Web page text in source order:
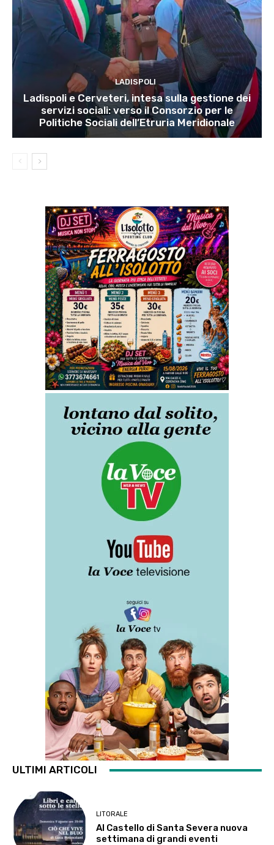
LADISPOLI
Ladispoli e Cerveteri, intesa sulla gestione dei
servizi sociali: verso il Consorzio per le
Politiche Sociali dell’Etruria Meridionale
ULTIMI ARTICOLI
LITORALE
Al Castello di Santa Severa nuova
settimana di grandi eventi